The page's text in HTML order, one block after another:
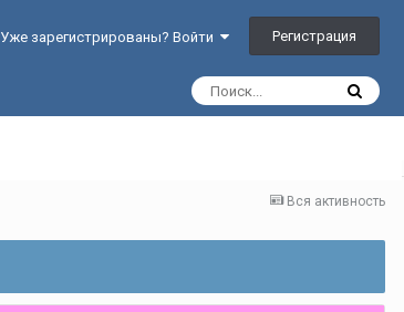
Уже зарегистрированы? Войти Регистрация
Вся активность